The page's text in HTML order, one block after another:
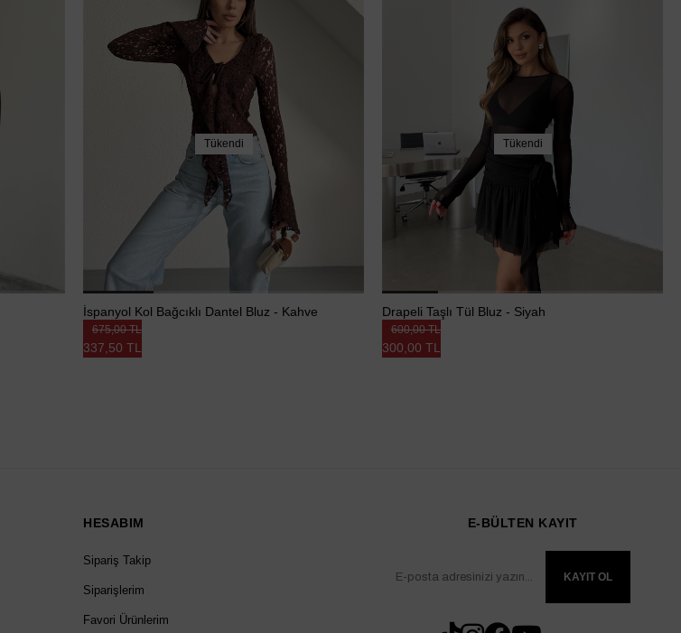
Tükendi
İspanyol Kol Bağcıklı Dantel Bluz - Kahve
337,50 TL
675,00 TL
Tükendi
Drapeli Taşlı Tül Bluz - Siyah
300,00 TL
600,00 TL
HESABIM
Sipariş Takip
Siparişlerim
Favori Ürünlerim
E-BÜLTEN KAYIT
KAYIT OL